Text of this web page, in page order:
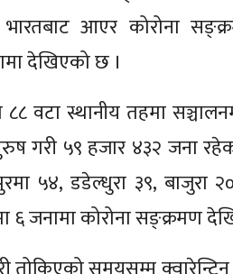
आएर कोरोना
देखिएको छ ।
८८ वटा स्थानीय तहमा
गरी ५९ हजार ४३२ जना
५४, डडेल्धुरा ३९, बाजुरा
६ जनामा कोरोना सङ्क्रमण